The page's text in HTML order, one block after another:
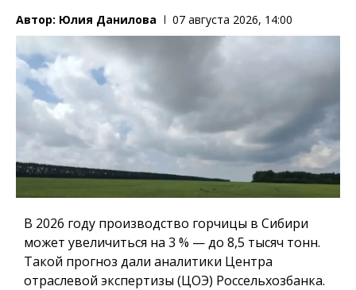
Автор: Юлия Данилова 07 августа 2026, 14:00
В 2026 году производство горчицы в Сибири
может увеличиться на 3 % — до 8,5 тысяч тонн.
Такой прогноз дали аналитики Центра
отраслевой экспертизы (ЦОЭ) Россельхозбанка.